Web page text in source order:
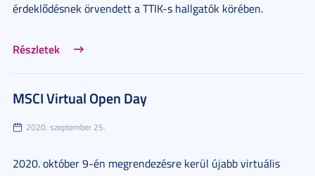
érdeklődésnek örvendett a TTIK-s hallgatók körében.
Részletek
MSCI Virtual Open Day
2020. szeptember 25.
2020. október 9-én megrendezésre kerül újabb virtuális